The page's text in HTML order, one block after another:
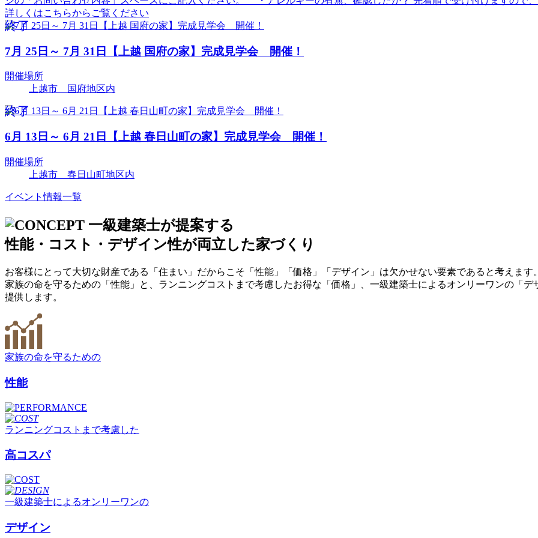
詳しくはこちらからご覧ください
終了
7月 25日～ 7月 31日【上越 国府の家】完成見学会 開催！
開催場所
上越市 国府地区内
終了
6月 13日～ 6月 21日【上越 春日山町の家】完成見学会 開催！
開催場所
上越市 春日山町地区内
イベント情報一覧
一級建築士が提案する
性能・コスト・デザイン性が両立した家づくり
お客様にとって大切な財産である「住まい」だからこそ「性能」「価格」「デザイン」は欠かせない要素であると考えます。
家族の命を守るための「性能」と、ランニングコストまで考慮したお得な「価格」、一級建築士によるオンリーワンの「
提供します。
家族の命を守るための
性能
ランニングコストまで考慮した
高コスパ
一級建築士によるオンリーワンの
デザイン